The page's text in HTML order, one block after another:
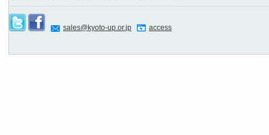
sales@kyoto-up.or.jp access